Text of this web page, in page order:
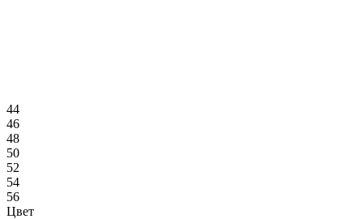
44
46
48
50
52
54
56
Цвет